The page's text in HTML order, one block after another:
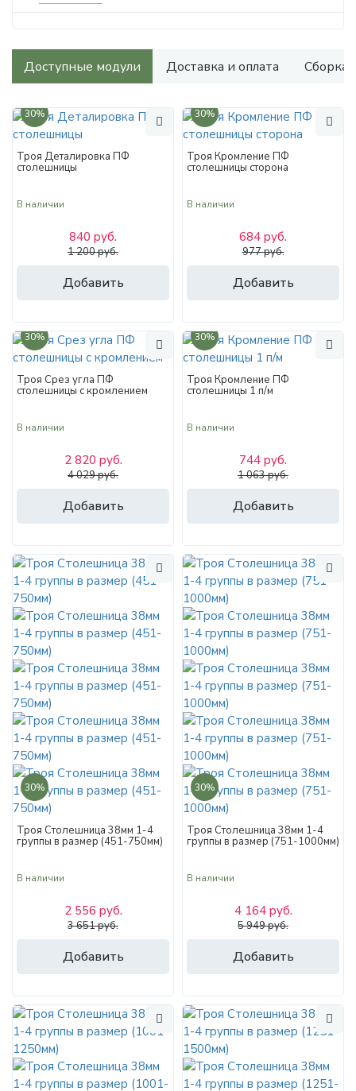
Доступные модули Доставка и оплата Сборка
30%
Троя Деталировка ПФ
столешницы
В наличии
Добавить
840 руб.
1 200 руб.
30%
Троя Кромление ПФ
столешницы сторона
В наличии
Добавить
684 руб.
977 руб.
30%
Троя Срез угла ПФ
столешницы с кромлением
В наличии
Добавить
2 820 руб.
4 029 руб.
30%
Троя Кромление ПФ
столешницы 1 п/м
В наличии
Добавить
744 руб.
1 063 руб.
30%
Троя Столешница 38мм 1-4
группы в размер (451-750мм)
В наличии
Добавить
2 556 руб.
3 651 руб.
30%
Троя Столешница 38мм 1-4
группы в размер (751-1000мм)
В наличии
Добавить
4 164 руб.
5 949 руб.